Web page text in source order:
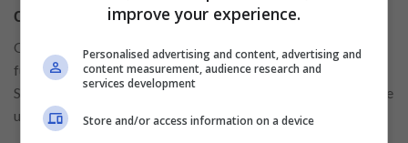
Cartão de crédito Banco Pan
O cartão da instituição possui inúmeros benefícios e
funcionalidades. Entre elas está a isenção das consultas ao
SPC e Serasa e taxas de juros até 4 vezes mais baixas que a de
um cartão tradicional.
improve your experience.
Personalised advertising and content, advertising and
content measurement, audience research and
services development
Store and/or access information on a device